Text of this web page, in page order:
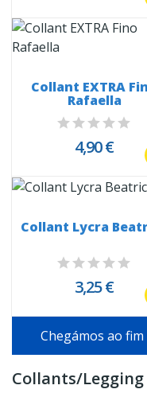
Collants/Legging
Collant EXTRA
Rafaella
4,90 €
Collant Lycra
3,25 €
Chegámos ao